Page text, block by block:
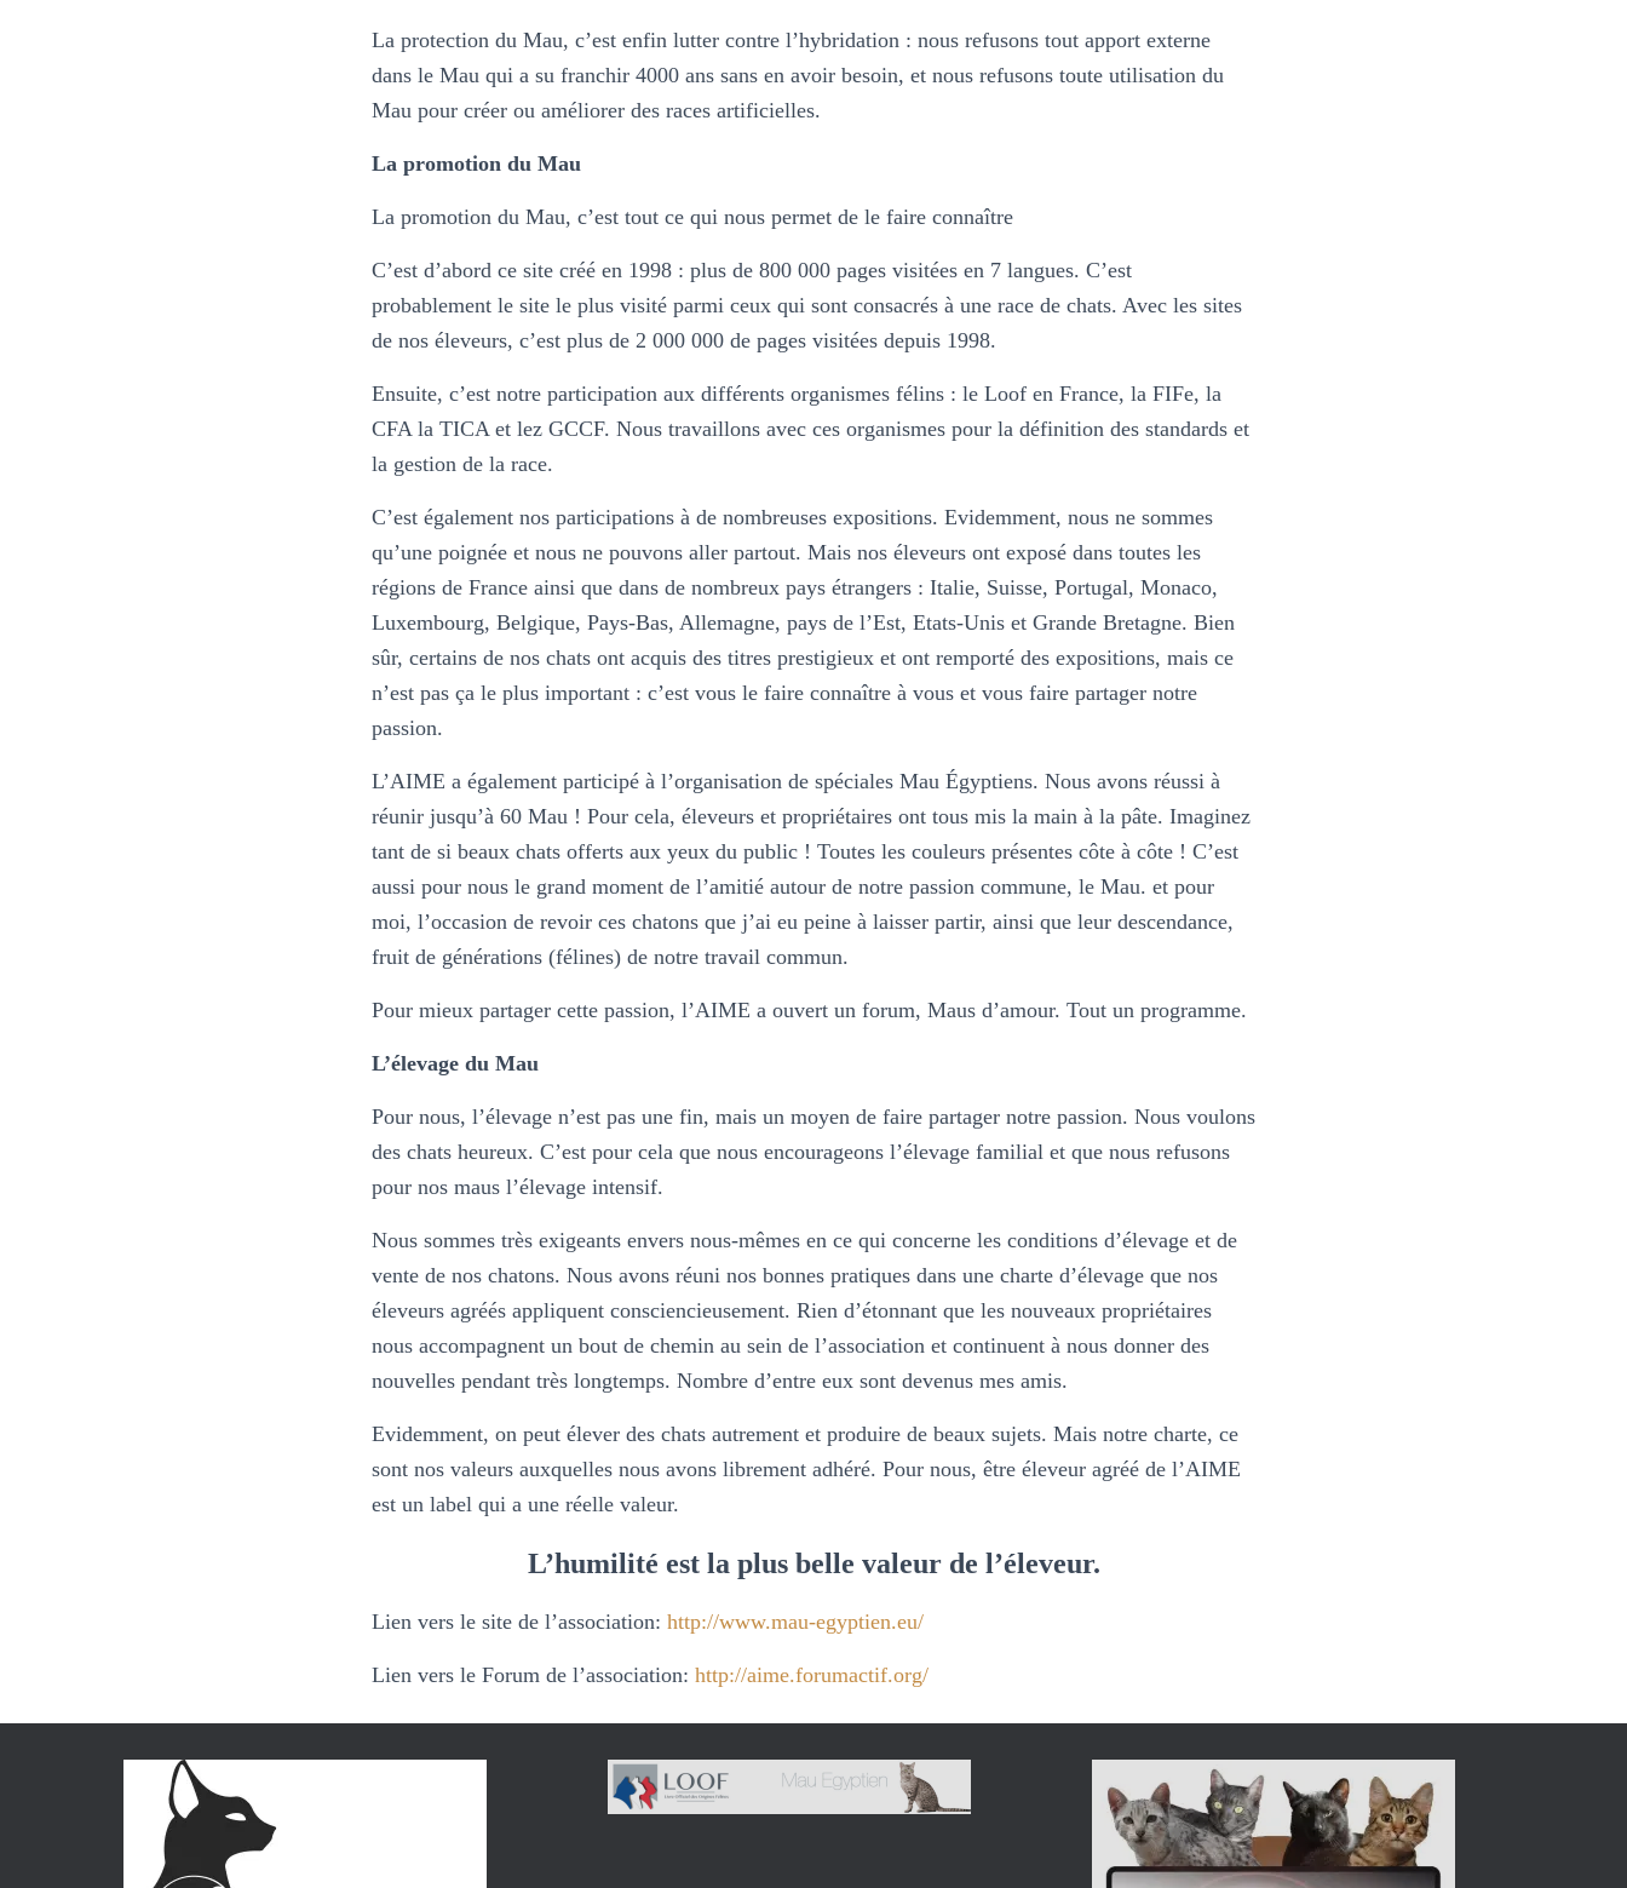
La protection du Mau, c’est enfin lutter contre l’hybridation : nous refusons tout apport externe
dans le Mau qui a su franchir 4000 ans sans en avoir besoin, et nous refusons toute utilisation du
Mau pour créer ou améliorer des races artificielles.
La promotion du Mau
La promotion du Mau, c’est tout ce qui nous permet de le faire connaître
C’est d’abord ce site créé en 1998 : plus de 800 000 pages visitées en 7 langues. C’est
probablement le site le plus visité parmi ceux qui sont consacrés à une race de chats. Avec les sites
de nos éleveurs, c’est plus de 2 000 000 de pages visitées depuis 1998.
Ensuite, c’est notre participation aux différents organismes félins : le Loof en France, la FIFe, la
CFA la TICA et lez GCCF. Nous travaillons avec ces organismes pour la définition des standards et
la gestion de la race.
C’est également nos participations à de nombreuses expositions. Evidemment, nous ne sommes
qu’une poignée et nous ne pouvons aller partout. Mais nos éleveurs ont exposé dans toutes les
régions de France ainsi que dans de nombreux pays étrangers : Italie, Suisse, Portugal, Monaco,
Luxembourg, Belgique, Pays-Bas, Allemagne, pays de l’Est, Etats-Unis et Grande Bretagne. Bien
sûr, certains de nos chats ont acquis des titres prestigieux et ont remporté des expositions, mais ce
n’est pas ça le plus important : c’est vous le faire connaître à vous et vous faire partager notre
passion.
L’AIME a également participé à l’organisation de spéciales Mau Égyptiens. Nous avons réussi à
réunir jusqu’à 60 Mau ! Pour cela, éleveurs et propriétaires ont tous mis la main à la pâte. Imaginez
tant de si beaux chats offerts aux yeux du public ! Toutes les couleurs présentes côte à côte ! C’est
aussi pour nous le grand moment de l’amitié autour de notre passion commune, le Mau. et pour
moi, l’occasion de revoir ces chatons que j’ai eu peine à laisser partir, ainsi que leur descendance,
fruit de générations (félines) de notre travail commun.
Pour mieux partager cette passion, l’AIME a ouvert un forum, Maus d’amour. Tout un programme.
L’élevage du Mau
Pour nous, l’élevage n’est pas une fin, mais un moyen de faire partager notre passion. Nous voulons
des chats heureux. C’est pour cela que nous encourageons l’élevage familial et que nous refusons
pour nos maus l’élevage intensif.
Nous sommes très exigeants envers nous-mêmes en ce qui concerne les conditions d’élevage et de
vente de nos chatons. Nous avons réuni nos bonnes pratiques dans une charte d’élevage que nos
éleveurs agréés appliquent consciencieusement. Rien d’étonnant que les nouveaux propriétaires
nous accompagnent un bout de chemin au sein de l’association et continuent à nous donner des
nouvelles pendant très longtemps. Nombre d’entre eux sont devenus mes amis.
Evidemment, on peut élever des chats autrement et produire de beaux sujets. Mais notre charte, ce
sont nos valeurs auxquelles nous avons librement adhéré. Pour nous, être éleveur agréé de l’AIME
est un label qui a une réelle valeur.
L’humilité est la plus belle valeur de l’éleveur.
Lien vers le site de l’association: http://www.mau-egyptien.eu/
Lien vers le Forum de l’association: http://aime.forumactif.org/